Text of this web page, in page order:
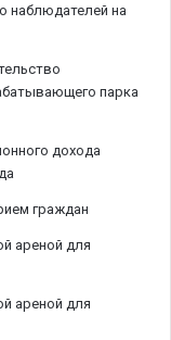
на
парка
дохода
граждан
ареной для
ареной для